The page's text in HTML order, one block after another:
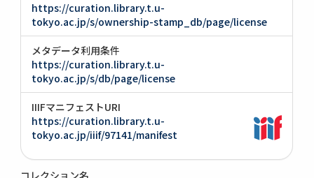
https://curation.library.t.u-
tokyo.ac.jp/s/ownership-stamp_db/page/license
メタデータ利用条件
https://curation.library.t.u-
tokyo.ac.jp/s/db/page/license
IIIFマニフェストURI
https://curation.library.t.u-
tokyo.ac.jp/iiif/97141/manifest
コレクション名